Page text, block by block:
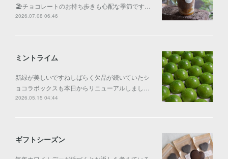
🏖️チョコレートのお持ち歩きも心配な季節です…
2026.07.08 06:46
ミントライム
新緑が美しいですねしばらく欠品が続いていたシ
ョコラボックスも本日からリニューアルしまし…
2026.05.15 04:44
ギフトシーズン